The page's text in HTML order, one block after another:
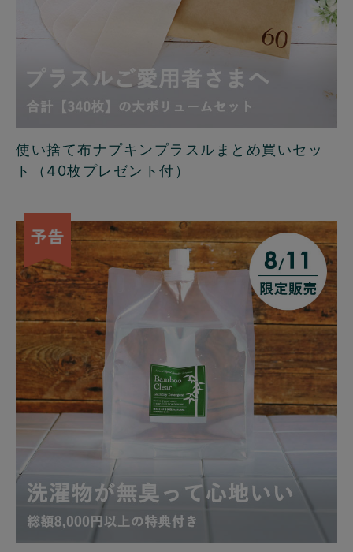
使い捨て布ナプキンプラスルまとめ買いセッ
ト（40枚プレゼント付）